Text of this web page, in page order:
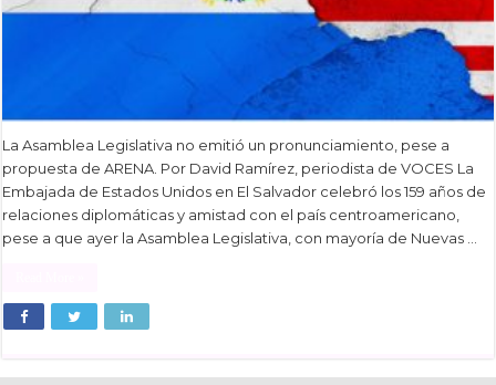
La Asamblea Legislativa no emitió un pronunciamiento, pese a
propuesta de ARENA. Por David Ramírez, periodista de VOCES La
Embajada de Estados Unidos en El Salvador celebró los 159 años de
relaciones diplomáticas y amistad con el país centroamericano,
pese a que ayer la Asamblea Legislativa, con mayoría de Nuevas …